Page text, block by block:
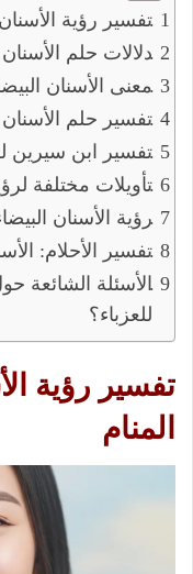
تفسير رؤية
دلالات حلم الأسنان
معنى الأسنان
تفسير حلم الأسنان
تفسير ابن سيرين
تأويلات مختلفة
رؤية الأسنان
تفسير الأحلام:
الأسئلة الشائعة
للعزباء؟
تفسير رؤية
المنام